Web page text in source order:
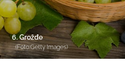
6. Grožđe
(Foto:Getty Images)